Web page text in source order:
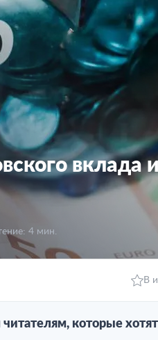
вклада
4 мин.
В
которые хотят